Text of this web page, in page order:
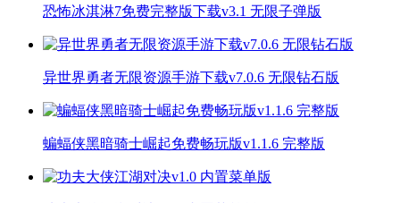
恐怖冰淇淋7免费完整版下载v3.1 无限子弹版
异世界勇者无限资源手游下载v7.0.6 无限钻石版
蝙蝠侠黑暗骑士崛起免费畅玩版v1.1.6 完整版